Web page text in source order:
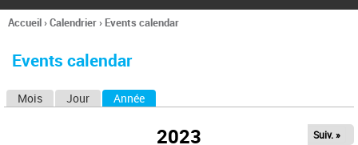
l
h
e
Vous
ici
Accueil›Calendrier› Events calendar
Events calendar
Mois Jour Année
2023 Suiv. »